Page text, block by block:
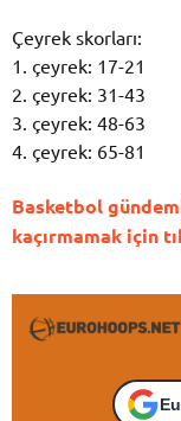
Çeyrek skorları:
1. çeyrek: 17-21
2. çeyrek: 31-43
3. çeyrek: 48-63
4. çeyrek: 65-81
Basketbol
kaçırmamak için